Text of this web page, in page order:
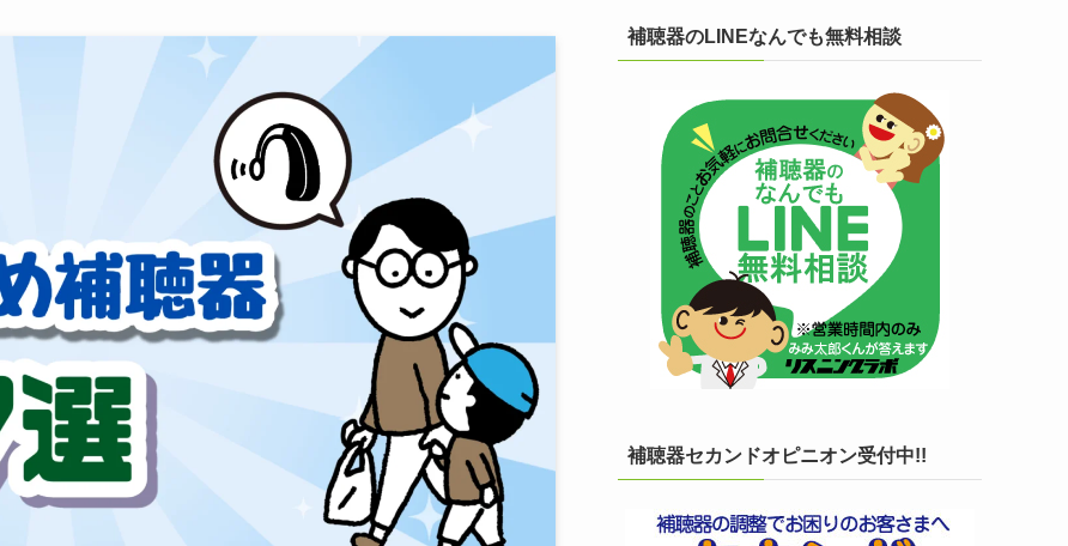
補聴器のLINEなんでも無料相談
補聴器セカンドオピニオン受付中!!